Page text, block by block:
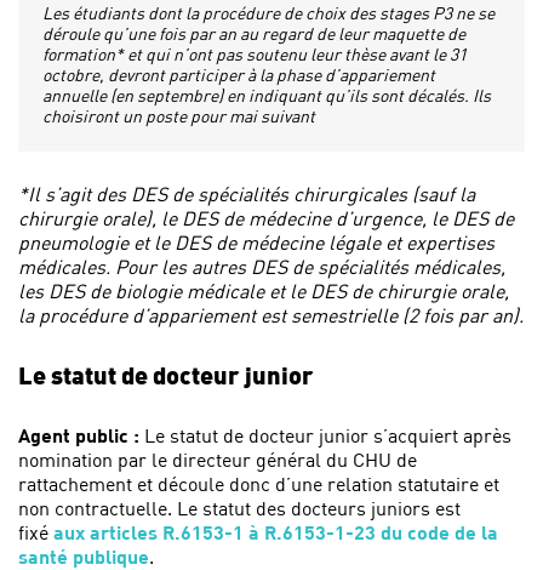
Les étudiants dont la procédure de choix des stages P3 ne se
déroule qu’une fois par an au regard de leur maquette de
formation* et qui n’ont pas soutenu leur thèse avant le 31
octobre, devront participer à la phase d’appariement
annuelle (en septembre) en indiquant qu’ils sont décalés. Ils
choisiront un poste pour mai suivant
*Il s’agit des DES de spécialités chirurgicales (sauf la
chirurgie orale), le DES de médecine d’urgence, le DES de
pneumologie et le DES de médecine légale et expertises
médicales. Pour les autres DES de spécialités médicales,
les DES de biologie médicale et le DES de chirurgie orale,
la procédure d’appariement est semestrielle (2 fois par an).
Le statut de docteur junior
Agent public : Le statut de docteur junior s’acquiert après
nomination par le directeur général du CHU de
rattachement et découle donc d’une relation statutaire et
non contractuelle. Le statut des docteurs juniors est
fixé aux articles R.6153-1 à R.6153-1-23 du code de la
santé publique.